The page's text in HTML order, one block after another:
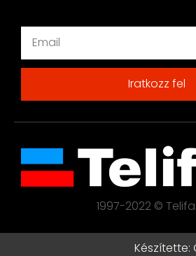
Iratkozz fel
1997-2022 © Telifa
Készítette: